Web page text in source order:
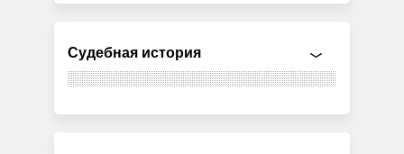
Судебная история